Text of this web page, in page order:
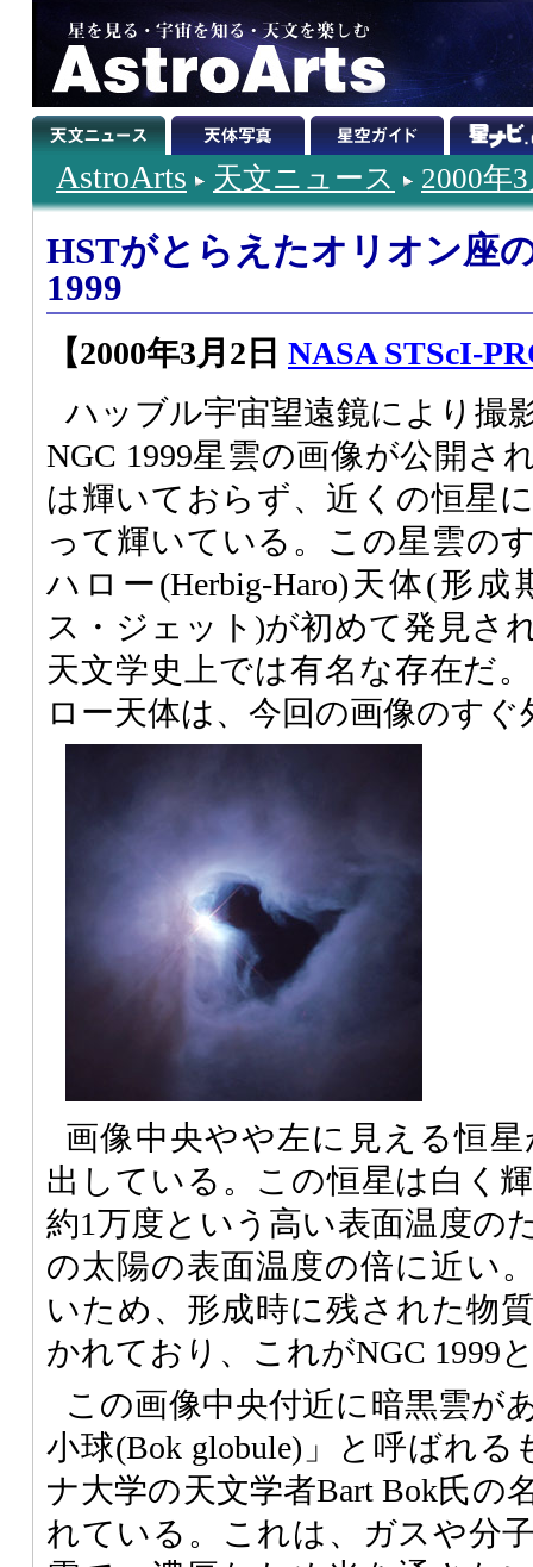
AstroArts 天文ニュース 2000年
HSTがとらえたオリオン座
1999
【2000年3月2日 NASA STScI-
ハッブル宇宙望遠鏡により撮
NGC 1999星雲の画像が公開さ
は輝いておらず、近くの恒星
って輝いている。この星雲の
ハロー(Herbig-Haro)天体(形
ス・ジェット)が初めて発見さ
天文学史上では有名な存在だ
ロー天体は、今回の画像のす
画像中央やや左に見える恒星
出している。この恒星は白く
約1万度という高い表面温度の
の太陽の表面温度の倍に近い
いため、形成時に残された物
かれており、これがNGC 1999
この画像中央付近に暗黒雲が
小球(Bok globule)」と呼ばれ
ナ大学の天文学者Bart Bok氏の
れている。これは、ガスや分